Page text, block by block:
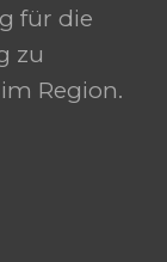
für die
zu
Region.